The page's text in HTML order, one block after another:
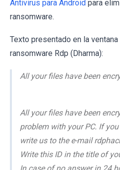
Antivirus para Android para
ransomware.
Texto presentado en la
ransomware Rdp (Dharma):
All your files have been
All your files have been
problem with your PC. If
write us to the e-mail
Write this ID in the title of